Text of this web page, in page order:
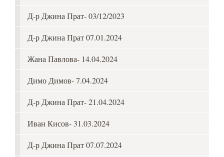
Д-р Джина Прат- 03/12/2023
Д-р Джина Прат 07.01.2024
Жана Павлова- 14.04.2024
Димо Димов- 7.04.2024
Д-р Джина Прат- 21.04.2024
Иван Кисов- 31.03.2024
Д-р Джина Прат 07.07.2024